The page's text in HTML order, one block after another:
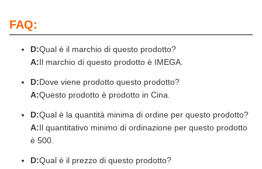
FAQ:
D:Qual è il marchio di questo prodotto?
A:Il marchio di questo prodotto è IMEGA.
D:Dove viene prodotto questo prodotto?
A:Questo prodotto è prodotto in Cina.
D:Qual è la quantità minima di ordine per questo prodotto?
A:Il quantitativo minimo di ordinazione per questo prodotto
è 500.
D:Qual è il prezzo di questo prodotto?